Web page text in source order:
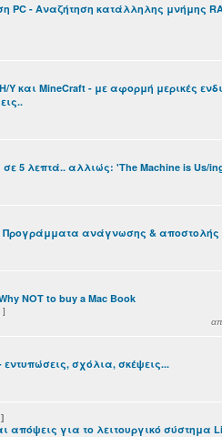
PC - Αναζήτηση κατάλληλης μνήμης
Υ και MineCraft - με αφορμή μερικές
σε 5 λεπτά.. αλλιώς: 'The Machine is Us/
Προγράμματα ανάγνωσης & αποστολής
NOT to buy a Mac Book
]
εντυπώσεις, σχόλια, σκέψεις...
απόψεις για το λειτουργικό σύστημα